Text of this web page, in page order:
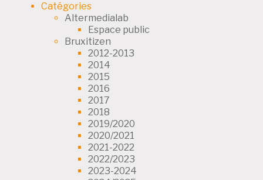
Catégories
Altermedialab
Espace public
Bruxitizen
2012-2013
2014
2015
2016
2017
2018
2019/2020
2020/2021
2021-2022
2022/2023
2023-2024